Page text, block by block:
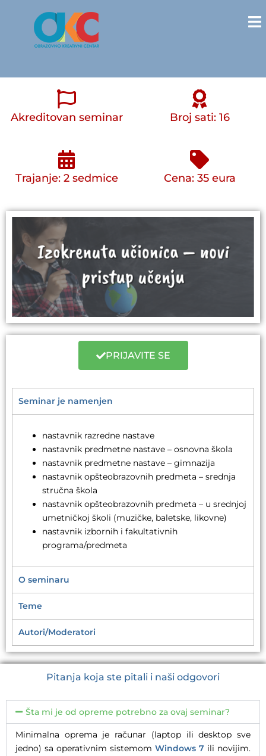
Akreditovan seminar Broj sati: 16
Trajanje: 2 sedmice Cena: 35 eura
PRIJAVITE SE
Seminar je namenjen
nastavnik razredne nastave
nastavnik predmetne nastave – osnovna škola
nastavnik predmetne nastave – gimnazija
nastavnik opšteobrazovnih predmeta – srednja
stručna škola
nastavnik opšteobrazovnih predmeta – u srednjoj
umetničkoj školi (muzičke, baletske, likovne)
nastavnik izbornih i fakultativnih
programa/predmeta
O seminaru
Teme
Autori/Moderatori
Pitanja koja ste pitali i naši odgovori
Šta mi je od opreme potrebno za ovaj seminar?
Minimalna oprema je računar (laptop ili desktop sve
jedno) sa operativnim sistemom Windows 7 ili novijim.